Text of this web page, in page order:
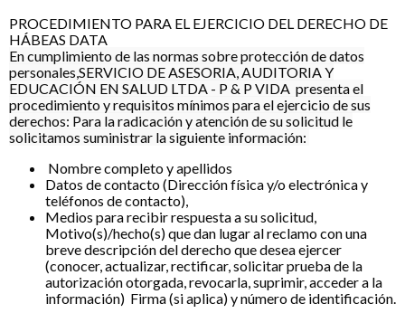
PROCEDIMIENTO PARA EL EJERCICIO DEL DERECHO DE
HÁBEAS DATA
En cumplimiento de las normas sobre protección de datos
personales,SERVICIO DE ASESORIA, AUDITORIA Y
EDUCACIÓN EN SALUD LTDA - P & P VIDA presenta el
procedimiento y requisitos mínimos para el ejercicio de sus
derechos: Para la radicación y atención de su solicitud le
solicitamos suministrar la siguiente información:
Nombre completo y apellidos
Datos de contacto (Dirección física y/o electrónica y
teléfonos de contacto),
Medios para recibir respuesta a su solicitud,
Motivo(s)/hecho(s) que dan lugar al reclamo con una
breve descripción del derecho que desea ejercer
(conocer, actualizar, rectificar, solicitar prueba de la
autorización otorgada, revocarla, suprimir, acceder a la
información) Firma (si aplica) y número de identificación.